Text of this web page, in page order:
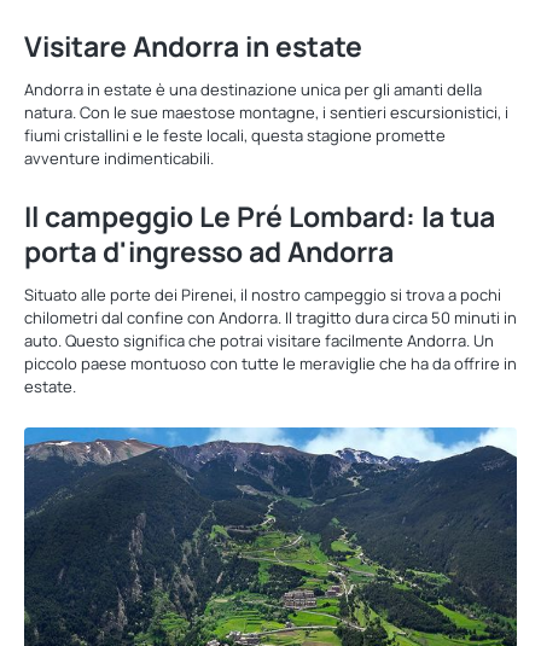
Visitare Andorra in estate
Andorra in estate è una destinazione unica per gli amanti della
natura. Con le sue maestose montagne, i sentieri escursionistici, i
fiumi cristallini e le feste locali, questa stagione promette
avventure indimenticabili.
Il campeggio Le Pré Lombard: la tua
porta d'ingresso ad Andorra
Situato alle porte dei Pirenei, il nostro campeggio si trova a pochi
chilometri dal confine con Andorra. Il tragitto dura circa 50 minuti in
auto. Questo significa che potrai visitare facilmente Andorra. Un
piccolo paese montuoso con tutte le meraviglie che ha da offrire in
estate.